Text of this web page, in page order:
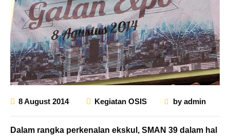
8 August 2014 Kegiatan OSIS byadmin
Dalam rangka perkenalan ekskul, SMAN 39 dalam hal